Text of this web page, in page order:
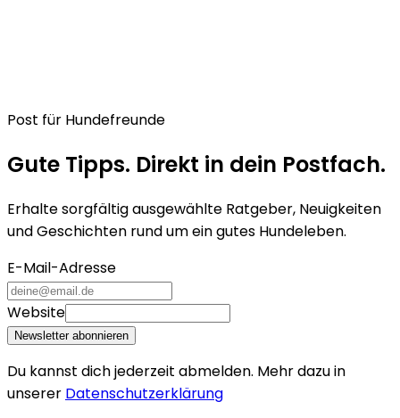
Post für Hundefreunde
Gute Tipps. Direkt in dein Postfach.
Erhalte sorgfältig ausgewählte Ratgeber, Neuigkeiten
und Geschichten rund um ein gutes Hundeleben.
E-Mail-Adresse
Website
Newsletter abonnieren
Du kannst dich jederzeit abmelden. Mehr dazu in
unserer Datenschutzerklärung